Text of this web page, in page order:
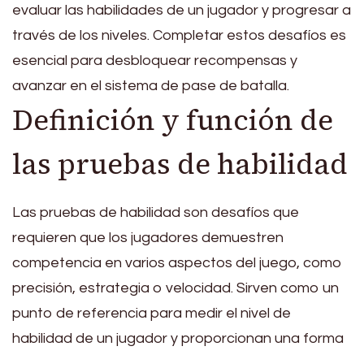
evaluar las habilidades de un jugador y progresar a
través de los niveles. Completar estos desafíos es
esencial para desbloquear recompensas y
avanzar en el sistema de pase de batalla.
Definición y función de
las pruebas de habilidad
Las pruebas de habilidad son desafíos que
requieren que los jugadores demuestren
competencia en varios aspectos del juego, como
precisión, estrategia o velocidad. Sirven como un
punto de referencia para medir el nivel de
habilidad de un jugador y proporcionan una forma